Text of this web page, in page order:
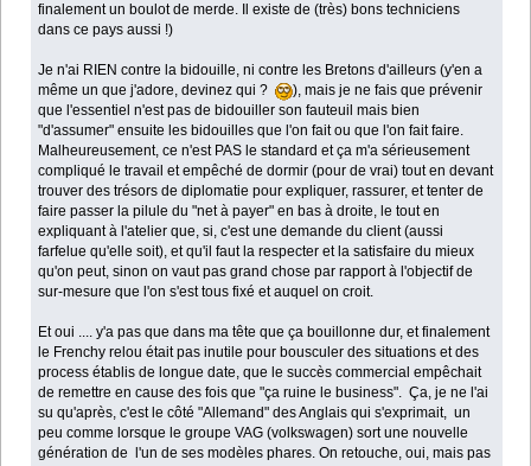
finalement un boulot de merde. Il existe de (très) bons techniciens
dans ce pays aussi !)
Je n'ai RIEN contre la bidouille, ni contre les Bretons d'ailleurs (y'en a
même un que j'adore, devinez qui ?
), mais je ne fais que prévenir
que l'essentiel n'est pas de bidouiller son fauteuil mais bien
"d'assumer" ensuite les bidouilles que l'on fait ou que l'on fait faire.
Malheureusement, ce n'est PAS le standard et ça m'a sérieusement
compliqué le travail et empêché de dormir (pour de vrai) tout en devant
trouver des trésors de diplomatie pour expliquer, rassurer, et tenter de
faire passer la pilule du "net à payer" en bas à droite, le tout en
expliquant à l'atelier que, si, c'est une demande du client (aussi
farfelue qu'elle soit), et qu'il faut la respecter et la satisfaire du mieux
qu'on peut, sinon on vaut pas grand chose par rapport à l'objectif de
sur-mesure que l'on s'est tous fixé et auquel on croit.
Et oui .... y'a pas que dans ma tête que ça bouillonne dur, et finalement
le Frenchy relou était pas inutile pour bousculer des situations et des
process établis de longue date, que le succès commercial empêchait
de remettre en cause des fois que "ça ruine le business". Ça, je ne l'ai
su qu'après, c'est le côté "Allemand" des Anglais qui s'exprimait, un
peu comme lorsque le groupe VAG (volkswagen) sort une nouvelle
génération de l'un de ses modèles phares. On retouche, oui, mais pas